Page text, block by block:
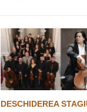
DESCHIDEREA